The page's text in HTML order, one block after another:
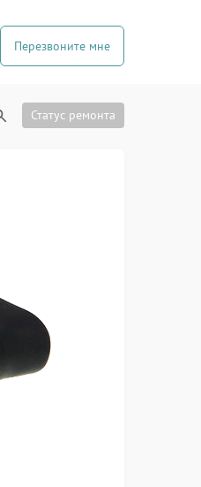
Перезвоните мне
Статус ремонта